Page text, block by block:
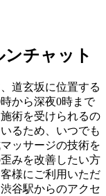
チャット
道玄坂に位置する
から深夜0時まで
術を受けられるの
るため、いつでも
ッサージの技術を
みを改善したい方
様にご利用いただ
谷駅からのアクセ